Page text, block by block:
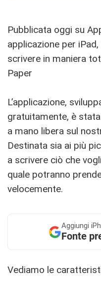
Pubblicata oggi su
applicazione per
scrivere in maniera
Paper
L’applicazione,
gratuitamente, è
a mano libera sul
Destinata sia ai più
a scrivere ciò che
quale potranno
velocemente.
Aggiungi
Fonte
Vediamo le